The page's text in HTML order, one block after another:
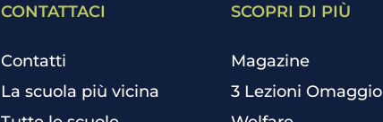
CONTATTACI
Contatti
La scuola più vicina
SCOPRI DI PIÙ
Magazine
3 Lezioni Omaggio